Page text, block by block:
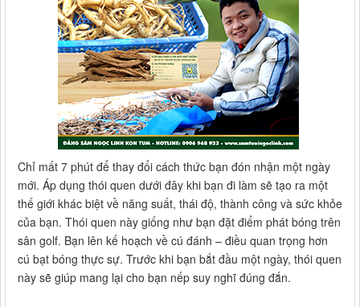
Chỉ mất 7 phút để thay đổi cách thức bạn đón nhận một ngày
mới. Áp dụng thói quen dưới đây khi bạn đi làm sẽ tạo ra một
thế giới khác biệt về năng suất, thái độ, thành công và sức khỏe
của bạn. Thói quen này giống như bạn đặt điểm phát bóng trên
sân golf. Bạn lên kế hoạch về cú đánh – điều quan trọng hơn
cú bạt bóng thực sự. Trước khi bạn bắt đầu một ngày, thói quen
này sẽ giúp mang lại cho bạn nếp suy nghĩ đúng đắn.